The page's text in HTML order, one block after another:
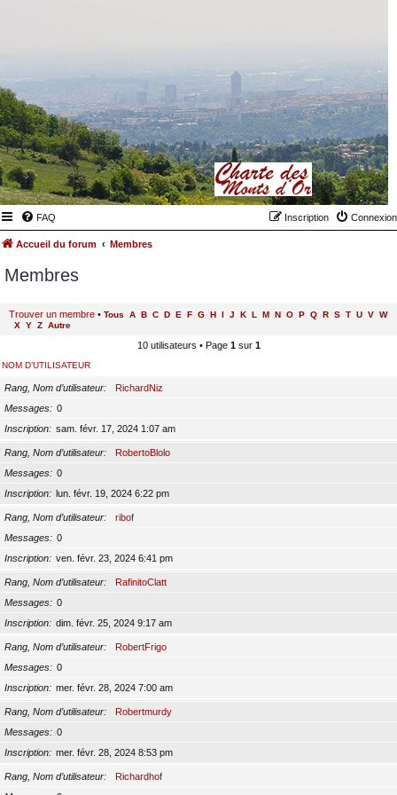
FAQ Connexion
Inscription
Accueil du forum Membres
Membres
Trouver un membre • Tous A B C D E F G H I J K L M N O P Q R S T U V W
X Y Z Autre
10 utilisateurs • Page 1sur 1
NOM D’UTILISATEUR
Rang, Nom d’utilisateur
RichardNiz
Messages
0
Inscription
sam. févr. 17, 2024 1:07 am
Rang, Nom d’utilisateur
RobertoBlolo
Messages
0
Inscription
lun. févr. 19, 2024 6:22 pm
Rang, Nom d’utilisateur
ribof
Messages
0
Inscription
ven. févr. 23, 2024 6:41 pm
Rang, Nom d’utilisateur
RafinitoClatt
Messages
0
Inscription
dim. févr. 25, 2024 9:17 am
Rang, Nom d’utilisateur
RobertFrigo
Messages
0
Inscription
mer. févr. 28, 2024 7:00 am
Rang, Nom d’utilisateur
Robertmurdy
Messages
0
Inscription
mer. févr. 28, 2024 8:53 pm
Rang, Nom d’utilisateur
Richardhof